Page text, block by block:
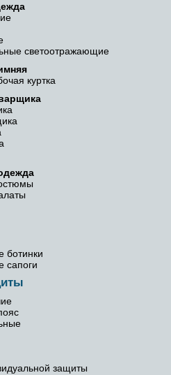
светоотражающие
куртка
ботинки
сапоги
защиты